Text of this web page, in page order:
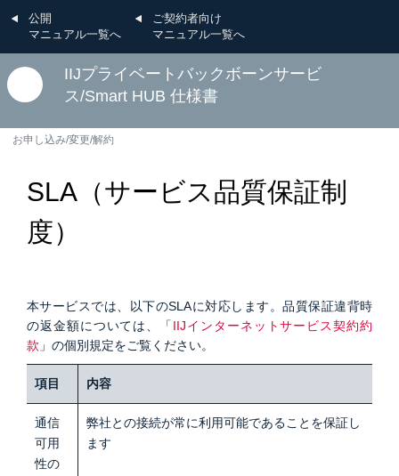
公開
マニュアル一覧へ
ご契約者向け
マニュアル一覧へ
IIJプライベートバックボーンサービ
ス/Smart HUB 仕様書
お申し込み/変更/解約
SLA（サービス品質保証制
度）
本サービスでは、以下のSLAに対応します。品質保証違背時
の返金額については、「 IIJインターネットサービス契約約
款 」の個別規定をご覧ください。
項目 内容
通信
可用
性の
弊社との接続が常に利用可能であることを保証し
ます